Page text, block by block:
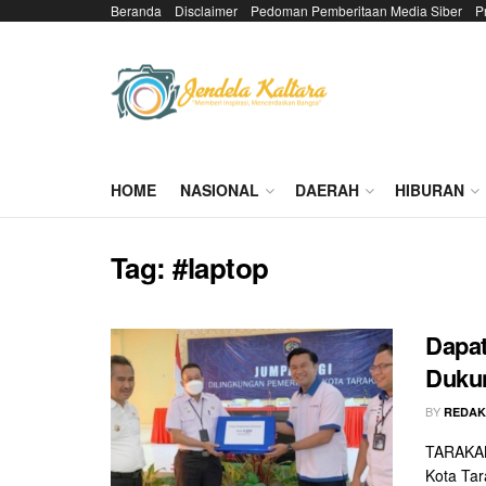
Beranda Disclaimer Pedoman Pemberitaan Media Siber
HOME NASIONAL DAERAH HIBURAN
Tag:#laptop
BY
Kota